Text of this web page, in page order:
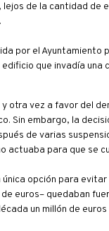
de la cantidad
por el
que invadía
otra vez a favor del
Sin embargo, la
de varias
actuaba para que se
opción para
euros– quedaban
un millón de